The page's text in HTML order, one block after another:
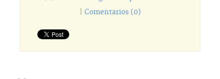
Comentarios (0)